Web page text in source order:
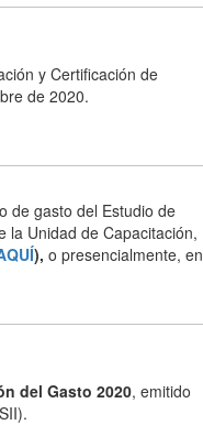
y Certificación de
de 2020.
de gasto del Estudio de
la Unidad de Capacitación,
), o presencialmente, en
del Gasto 2020, emitido